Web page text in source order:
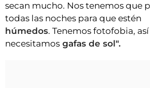
secan mucho. Nos tenemos que
todas las noches para que estén
húmedos. Tenemos fotofobia,
necesitamos gafas de sol".